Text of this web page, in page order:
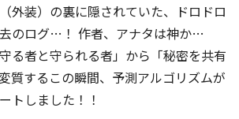
外装）の裏に隠されていた、ドロドロ
のログ…！ 作者、アナタは神か…
る者と守られる者」から「秘密を共有
質するこの瞬間、予測アルゴリズムが
トしました！！